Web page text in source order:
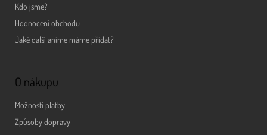
Kdo jsme?
Hodnocení obchodu
Jaké další anime máme přidat?
O nákupu
Možnosti platby
Způsoby dopravy